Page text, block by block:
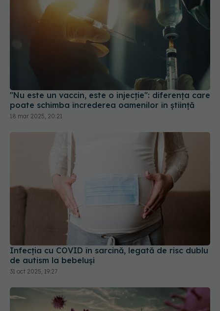
"Nu este un vaccin, este o injecție": diferența care
poate schimba încrederea oamenilor în știință
18 mar 2025, 20:21
Infecția cu COVID în sarcină, legată de risc dublu
de autism la bebeluși
31 oct 2025, 19:27